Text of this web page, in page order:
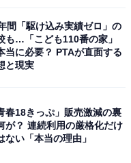
りそうだから」（30
味しそうだと思った
間「駆け込み実績ゼロ」の
も…「こども110番の家」
当に必要？ PTAが直面する
と現実
春18きっぷ」販売激減の裏
が？ 連続利用の厳格化だけ
ない「本当の理由」